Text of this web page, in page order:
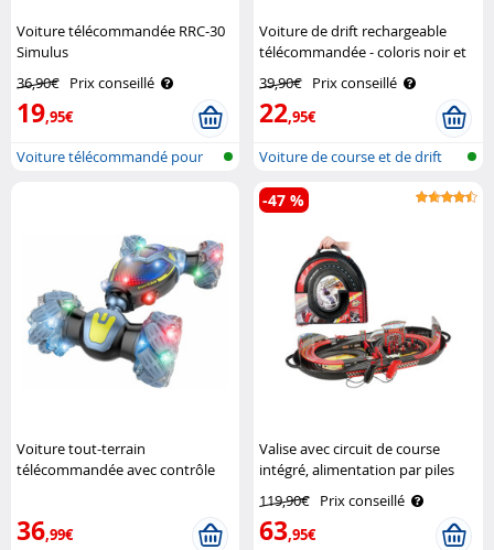
Voiture télécommandée RRC-30
Simulus
36,90€ Prix conseillé
19,95€
Voiture télécommandé pour
Voiture de drift rechargeable
télécommandée - coloris noir et
39,90€ Prix conseillé
22,95€
Voiture de course et de drift
téléc..
Voiture tout-terrain
télécommandée avec contrôle
36,99€
Valise avec circuit de course
intégré, alimentation par piles
119,90€ Prix conseillé
63,95€
-47 %